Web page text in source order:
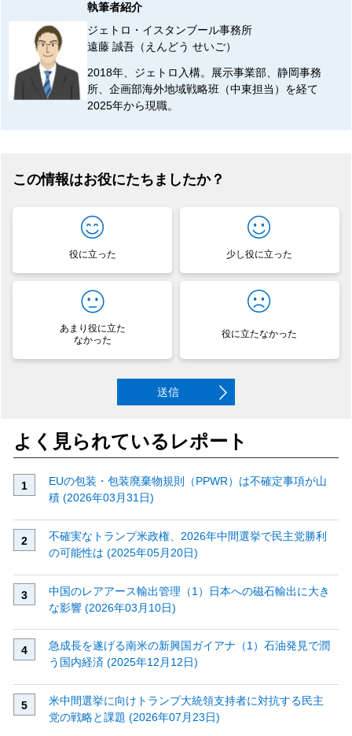
執筆者紹介
ジェトロ・イスタンブール事務所
遠藤 誠吾（えんどう せいご）
2018年、ジェトロ入構。展示事業部、静岡事務
所、企画部海外地域戦略班（中東担当）を経て
2025年から現職。
この情報はお役にたちましたか？
役に立った 少し役に立った
あまり役に立た
なかった
役に立たなかった
送信
よく見られているレポート
EUの包装・包装廃棄物規則（PPWR）は不確定事項が山
積 (2026年03月31日)
不確実なトランプ米政権、2026年中間選挙で民主党勝利
の可能性は (2025年05月20日)
中国のレアアース輸出管理（1）日本への磁石輸出に大き
な影響 (2026年03月10日)
急成長を遂げる南米の新興国ガイアナ（1）石油発見で潤
う国内経済 (2025年12月12日)
米中間選挙に向けトランプ大統領支持者に対抗する民主
党の戦略と課題 (2026年07月23日)